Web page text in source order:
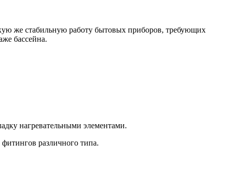
же стабильную работу бытовых приборов, требующих
бассейна.
нагревательными элементами.
различного типа.